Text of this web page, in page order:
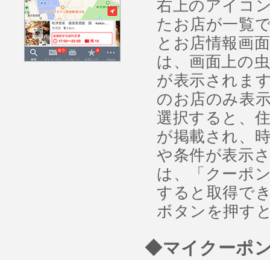
たお店が一覧
とお店情報画
は、画面上の
が表示されま
のお店のみ表
選択すると、
が掲載され、
や条件が表示
は、「クーポ
すると取得で
ボタンを押す
◆マイクーポ